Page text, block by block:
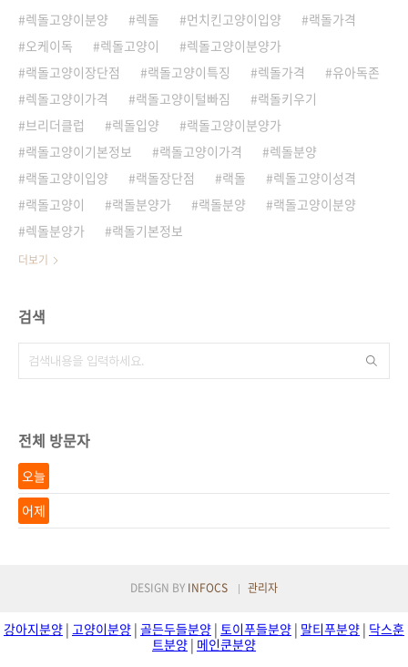
렉돌고양이분양 렉돌 먼치킨고양이입양
랙돌가격
오케이독
렉돌고양이
렉돌고양이분양가
랙돌고양이장단점
랙돌고양이특징 렉돌가격
유아독존
렉돌고양이가격
랙돌고양이털빠짐
랙돌키우기
브리더클럽
렉돌입양
랙돌고양이분양가
랙돌고양이기본정보
랙돌고양이가격
렉돌분양
랙돌고양이입양
랙돌장단점 랙돌
렉돌고양이성격
랙돌고양이
랙돌분양가 랙돌분양
랙돌고양이분양
렉돌분양가
랙돌기본정보
더보기
검색
전체 방문자
오늘
어제
DESIGN BY INFOCS 관리자
강아지분양 | 고양이분양 | 골든두들분양 | 토이푸들분양 | 말티푸분양 | 닥스훈
트분양 | 메인쿤분양